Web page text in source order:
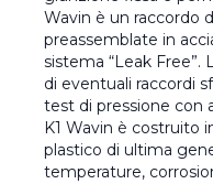
Wavin è un raccordo
preassemblate in
sistema “Leak Free”.
di eventuali raccordi
test di pressione con
K1 Wavin è costruito
plastico di ultima
temperature,